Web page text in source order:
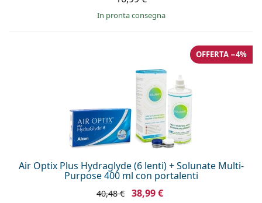
in pronta consegna
Air Optix Plus Hydraglyde (6 lenti) + Solunate Multi-
Purpose 400 ml con portalenti
OFFERTA −4%
40,48 € 38,99 €